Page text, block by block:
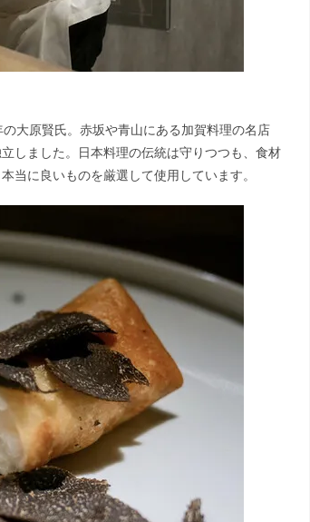
大原賢氏。赤坂や青山にある加賀料理の名店
しました。日本料理の伝統は守りつつも、食材
当に良いものを厳選して使用しています。